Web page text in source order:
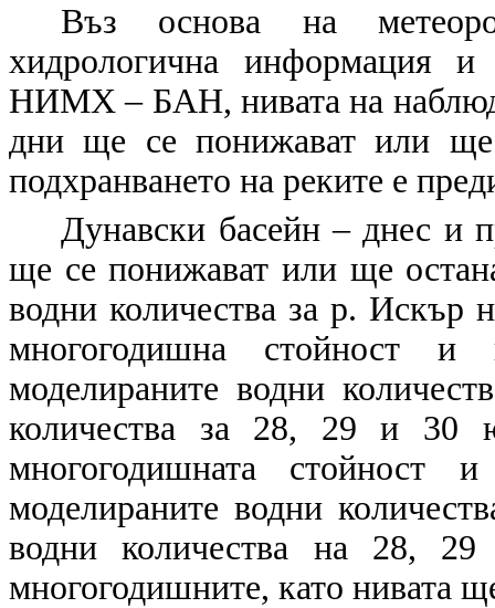
Въз основа на
хидрологична информация и
НИМХ – БАН, нивата на
дни ще се понижават или
подхранването на реките е
Дунавски басейн – днес и
ще се понижават или ще
водни количества за р.
многогодишна стойност
моделираните водни
количества за 28, 29 и 30
многогодишната
моделираните водни
водни количества на 28,
многогодишните, като нивата